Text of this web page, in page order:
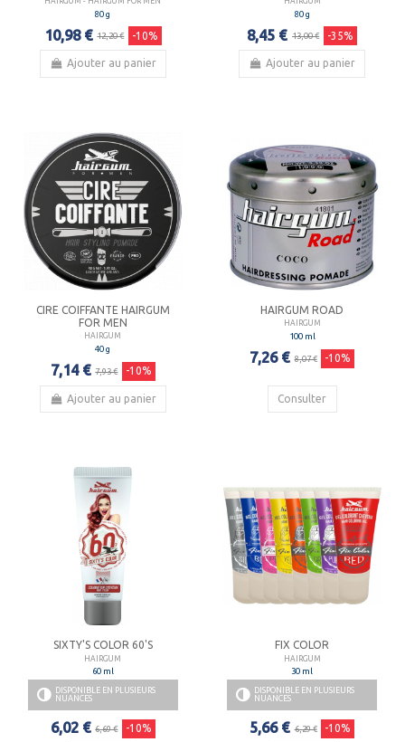
80 g
10,98 € 12,20 € -10%
Ajouter au panier
80 g
8,45 € 13,00 € -35%
Ajouter au panier
CIRE COIFFANTE HAIRGUM
FOR MEN
HAIRGUM
40 g
7,14 € 7,93 € -10%
Ajouter au panier
HAIRGUM ROAD
HAIRGUM
100 ml
7,26 € 8,07 € -10%
Consulter
SIXTY'S COLOR 60'S
HAIRGUM
60 ml
DISPONIBLE EN PLUSIEURS
NUANCES
6,02 € 6,69 € -10%
FIX COLOR
HAIRGUM
30 ml
DISPONIBLE EN PLUSIEURS
NUANCES
5,66 € 6,29 € -10%